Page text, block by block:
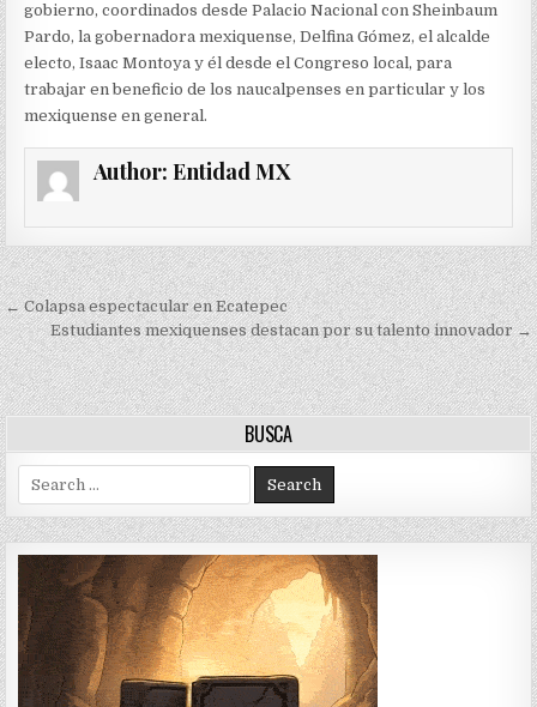
gobierno, coordinados desde Palacio Nacional con Sheinbaum
Pardo, la gobernadora mexiquense, Delfina Gómez, el alcalde
electo, Isaac Montoya y él desde el Congreso local, para
trabajar en beneficio de los naucalpenses en particular y los
mexiquense en general.
Author: Entidad MX
Navegación
de
entradas
← Colapsa espectacular en Ecatepec
Estudiantes mexiquenses destacan por su talento innovador →
BUSCA
Search
for: